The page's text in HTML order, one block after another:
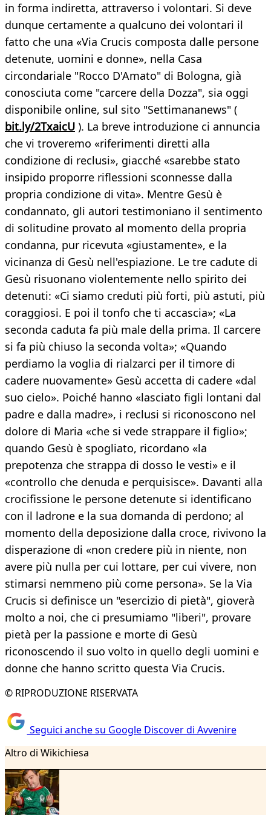
in forma indiretta, attraverso i volontari. Si deve
dunque certamente a qualcuno dei volontari il
fatto che una «Via Crucis composta dalle persone
detenute, uomini e donne», nella Casa
circondariale "Rocco D'Amato" di Bologna, già
conosciuta come "carcere della Dozza", sia oggi
disponibile online, sul sito "Settimananews" (
bit.ly/2TxaicU ). La breve introduzione ci annuncia
che vi troveremo «riferimenti diretti alla
condizione di reclusi», giacché «sarebbe stato
insipido proporre riflessioni sconnesse dalla
propria condizione di vita». Mentre Gesù è
condannato, gli autori testimoniano il sentimento
di solitudine provato al momento della propria
condanna, pur ricevuta «giustamente», e la
vicinanza di Gesù nell'espiazione. Le tre cadute di
Gesù risuonano violentemente nello spirito dei
detenuti: «Ci siamo creduti più forti, più astuti, più
coraggiosi. E poi il tonfo che ti accascia»; «La
seconda caduta fa più male della prima. Il carcere
si fa più chiuso la seconda volta»; «Quando
perdiamo la voglia di rialzarci per il timore di
cadere nuovamente» Gesù accetta di cadere «dal
suo cielo». Poiché hanno «lasciato figli lontani dal
padre e dalla madre», i reclusi si riconoscono nel
dolore di Maria «che si vede strappare il figlio»;
quando Gesù è spogliato, ricordano «la
prepotenza che strappa di dosso le vesti» e il
«controllo che denuda e perquisisce». Davanti alla
crocifissione le persone detenute si identificano
con il ladrone e la sua domanda di perdono; al
momento della deposizione dalla croce, rivivono la
disperazione di «non credere più in niente, non
avere più nulla per cui lottare, per cui vivere, non
stimarsi nemmeno più come persona». Se la Via
Crucis si definisce un "esercizio di pietà", gioverà
molto a noi, che ci presumiamo "liberi", provare
pietà per la passione e morte di Gesù
riconoscendo il suo volto in quello degli uomini e
donne che hanno scritto questa Via Crucis.
© RIPRODUZIONE RISERVATA
Seguici anche su Google Discover di Avvenire
Altro di Wikichiesa